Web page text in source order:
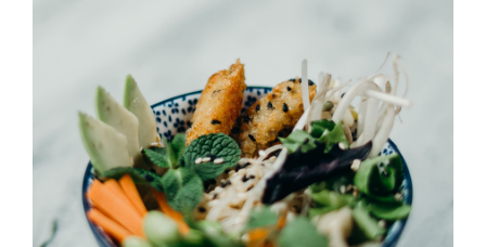
Umi Masu Salad
HORS D'OEUVRES